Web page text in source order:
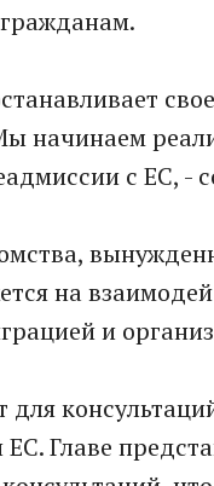
начинаем
с ЕС,
на
и
Главе